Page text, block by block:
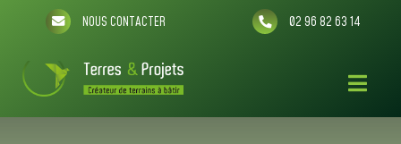
NOUS CONTACTER 02 96 82 63 14